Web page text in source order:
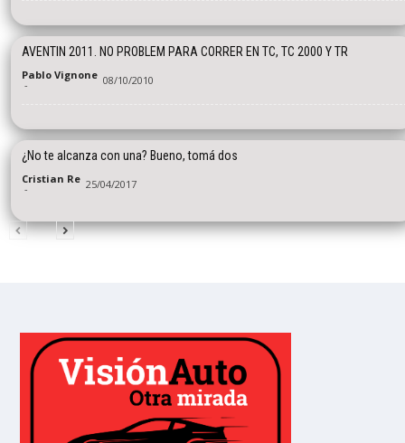
AVENTIN 2011. NO PROBLEM PARA CORRER EN TC, TC 2000 Y TR
Pablo Vignone
- 08/10/2010
¿No te alcanza con una? Bueno, tomá dos
Cristian Re
- 25/04/2017